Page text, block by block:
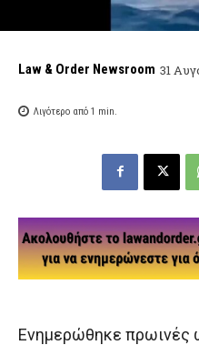
Law & Order Newsroom 31
Λιγότερο από 1 min.
Ενημερώθηκε πρωινές